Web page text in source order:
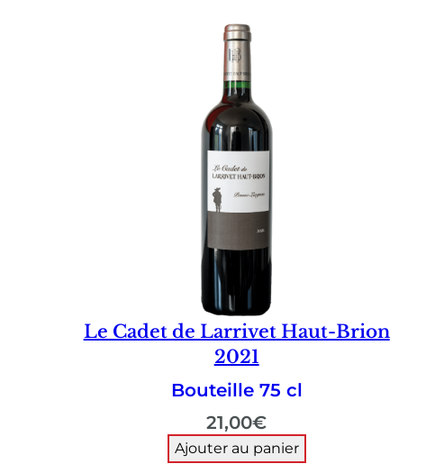
Le Cadet de Larrivet Haut-Brion
2021
Bouteille 75 cl
21,00€
Ajouter au panier